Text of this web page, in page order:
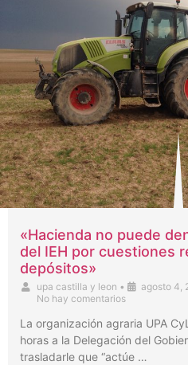
«Hacienda no puede
del IEH por cuestiones
depósitos»
upa castilla y leon • agosto 4,
No hay comentarios
La organización agraria UPA
horas a la Delegación del
trasladarle que “actúe …